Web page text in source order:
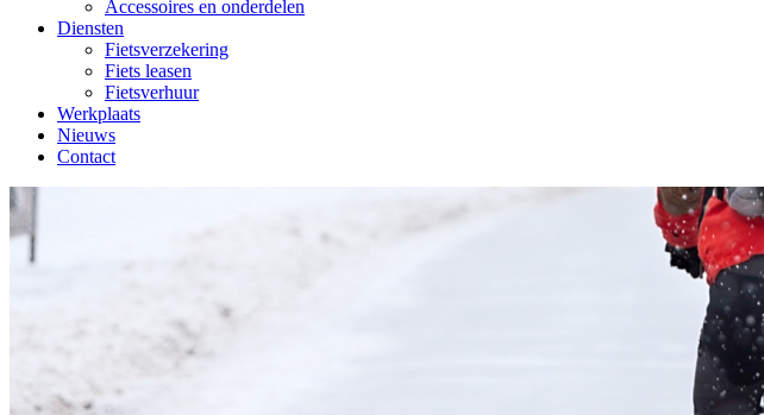
Accessoires en onderdelen
Diensten
Fietsverzekering
Fiets leasen
Fietsverhuur
Werkplaats
Nieuws
Contact